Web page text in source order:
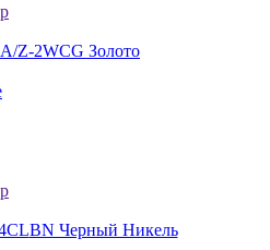
Z-2WCG Золото
BN Черный Никель